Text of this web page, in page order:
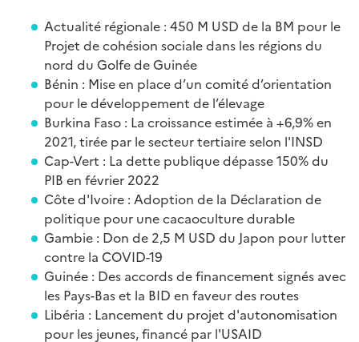
Actualité régionale : 450 M USD de la BM pour le
Projet de cohésion sociale dans les régions du
nord du Golfe de Guinée
Bénin : Mise en place d’un comité d’orientation
pour le développement de l’élevage
Burkina Faso : La croissance estimée à +6,9% en
2021, tirée par le secteur tertiaire selon l'INSD
Cap-Vert : La dette publique dépasse 150% du
PIB en février 2022
Côte d'Ivoire : Adoption de la Déclaration de
politique pour une cacaoculture durable
Gambie : Don de 2,5 M USD du Japon pour lutter
contre la COVID-19
Guinée : Des accords de financement signés avec
les Pays-Bas et la BID en faveur des routes
Libéria : Lancement du projet d'autonomisation
pour les jeunes, financé par l'USAID